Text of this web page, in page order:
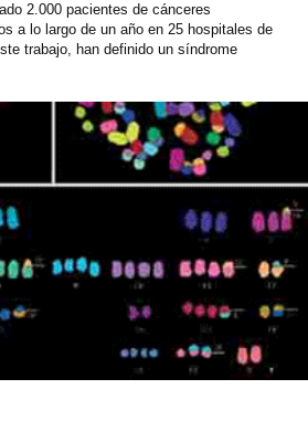
2.000 pacientes de cánceres
a lo largo de un año en 25 hospitales de
trabajo, han definido un síndrome